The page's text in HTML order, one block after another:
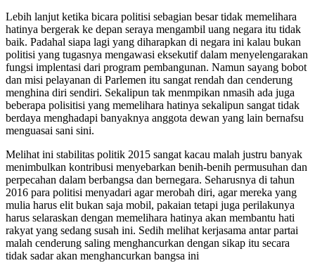
Lebih lanjut ketika bicara politisi sebagian besar tidak memelihara
hatinya bergerak ke depan seraya mengambil uang negara itu tidak
baik. Padahal siapa lagi yang diharapkan di negara ini kalau bukan
politisi yang tugasnya mengawasi eksekutif dalam menyelengarakan
fungsi implentasi dari program pembangunan. Namun sayang bobot
dan misi pelayanan di Parlemen itu sangat rendah dan cenderung
menghina diri sendiri. Sekalipun tak menmpikan nmasih ada juga
beberapa polisitisi yang memelihara hatinya sekalipun sangat tidak
berdaya menghadapi banyaknya anggota dewan yang lain bernafsu
menguasai sani sini.
Melihat ini stabilitas politik 2015 sangat kacau malah justru banyak
menimbulkan kontribusi menyebarkan benih-benih permusuhan dan
perpecahan dalam berbangsa dan bernegara. Seharusnya di tahun
2016 para politisi menyadari agar merobah diri, agar mereka yang
mulia harus elit bukan saja mobil, pakaian tetapi juga perilakunya
harus selaraskan dengan memelihara hatinya akan membantu hati
rakyat yang sedang susah ini. Sedih melihat kerjasama antar partai
malah cenderung saling menghancurkan dengan sikap itu secara
tidak sadar akan menghancurkan bangsa ini